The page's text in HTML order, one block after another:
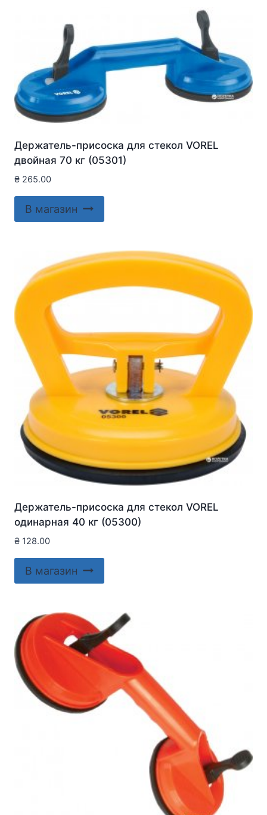
Держатель-присоска для стекол VOREL
двойная 70 кг (05301)
₴ 265.00
В магазин
Держатель-присоска для стекол VOREL
одинарная 40 кг (05300)
₴ 128.00
В магазин